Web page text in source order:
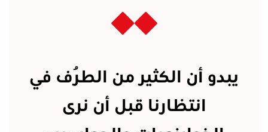
يبدو أن الكثير من الطُرف في
انتظارنا قبل أن نرى